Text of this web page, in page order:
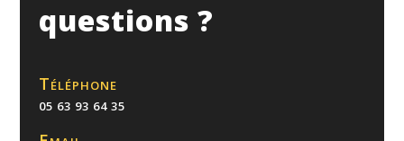
questions ?
Téléphone
05 63 93 64 35